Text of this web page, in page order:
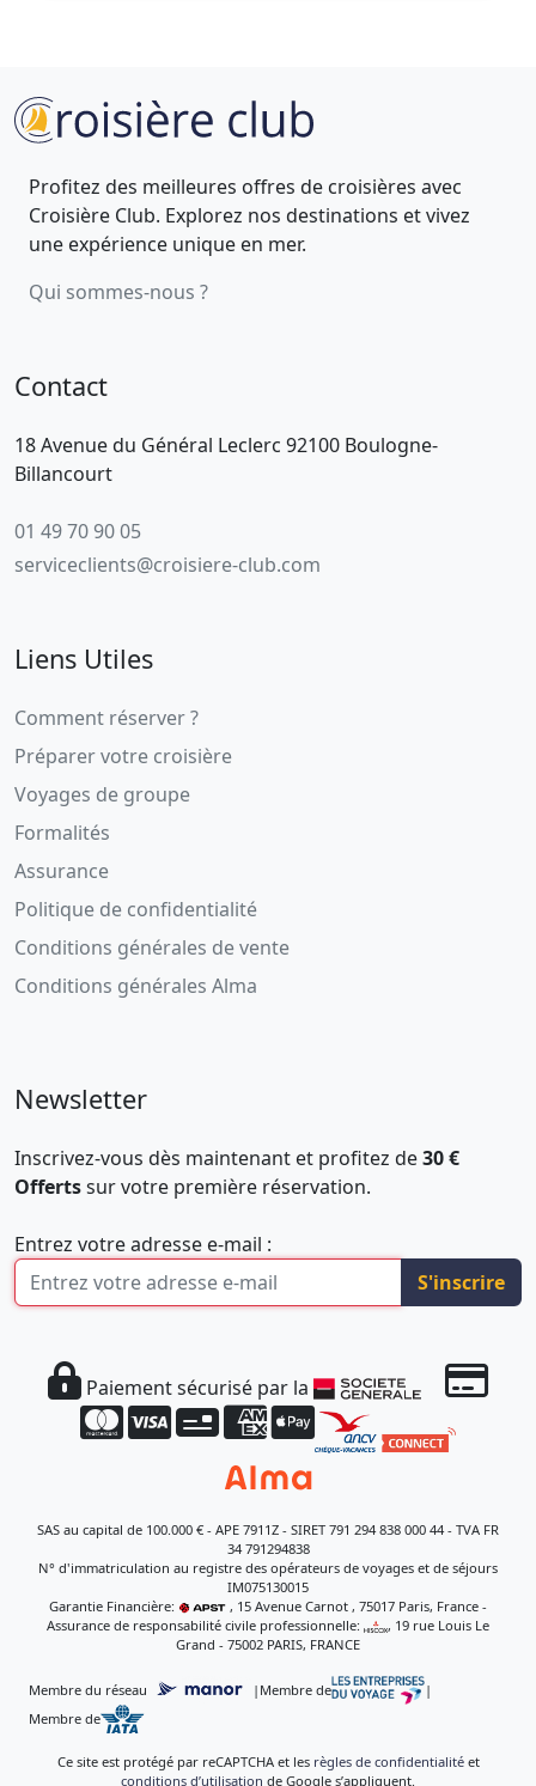
Profitez des meilleures offres de croisières avec
Croisière Club. Explorez nos destinations et vivez
une expérience unique en mer.
Qui sommes-nous ?
Contact
18 Avenue du Général Leclerc 92100 Boulogne-
Billancourt
01 49 70 90 05
serviceclients@croisiere-club.com
Liens Utiles
Comment réserver ?
Préparer votre croisière
Voyages de groupe
Formalités
Assurance
Politique de confidentialité
Conditions générales de vente
Conditions générales Alma
Newsletter
Inscrivez-vous dès maintenant et profitez de30 €
Offertssur votre première réservation.
Entrez votre adresse e-mail :
S'inscrire
Paiement sécurisé par la
SAS au capital de 100.000 € - APE 7911Z - SIRET 791 294 838 000 44 - TVA FR
34 791294838
N° d'immatriculation au registre des opérateurs de voyages et de séjours
IM075130015
Garantie Financière:
, 15 Avenue Carnot , 75017 Paris, France -
Assurance de responsabilité civile professionnelle:
, 19 rue Louis Le
Grand - 75002 PARIS, FRANCE
Membre du réseau | Membre de
|
Membre de
Ce site est protégé par reCAPTCHA et les règles de confidentialitéet
conditions d’utilisation de Google s’appliquent.